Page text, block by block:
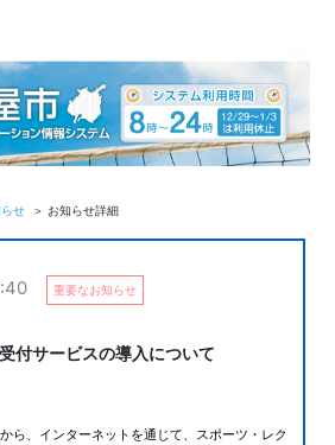
せ ＞ お知らせ詳細
重要なお知らせ
付サービスの導入について
ら、インターネットを通じて、スポーツ・レク